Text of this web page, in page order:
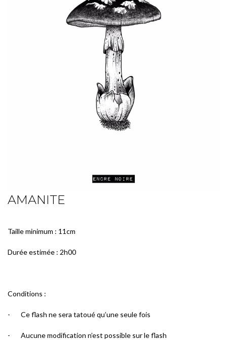
AMANITE
Taille minimum : 11cm
Durée estimée : 2h00
Conditions :
- Ce flash ne sera tatoué qu’une seule fois
- Aucune modification n’est possible sur le flash